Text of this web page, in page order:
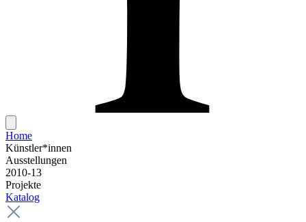
Home
Künstler*innen
Ausstellungen
2010-13
Projekte
Katalog